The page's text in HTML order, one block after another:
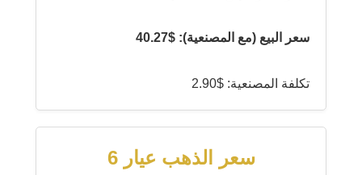
سعر البيع (مع المصنعية): $40.27
تكلفة المصنعية: $2.90
سعر الذهب عيار 6